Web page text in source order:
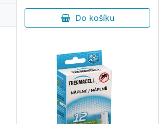
Do košíku